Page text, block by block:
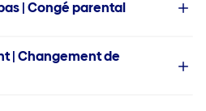
| Congé parental
| Changement de